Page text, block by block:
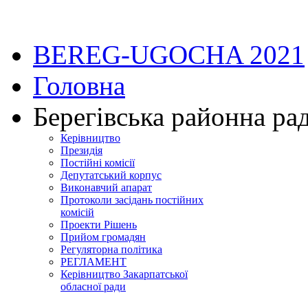
BEREG-UGOCHA 2021
Головна
Берегівська районна
Керівництво
Президія
Постійні комісії
Депутатський корпус
Виконавчий апарат
Протоколи засідань постійних
комісій
Проекти Рішень
Прийом громадян
Регуляторна політика
РЕГЛАМЕНТ
Керівництво Закарпатської
обласної ради